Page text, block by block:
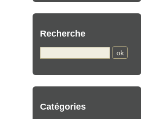
Recherche
Catégories